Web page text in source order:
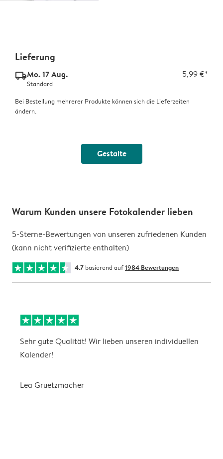
Lieferung
delivery_standard_v2Mo. 17 Aug. 5,99 €*
Standard
Bei Bestellung mehrerer Produkte können sich die Lieferzeiten
ändern.
Gestalte
Warum Kunden unsere Fotokalender lieben
5-Sterne-Bewertungen von unseren zufriedenen Kunden
(kann nicht verifizierte enthalten)
4.7 basierend auf1984 Bewertungen
Sehr gute Qualität! Wir lieben unseren individuellen
Kalender!
Lea Gruetzmacher